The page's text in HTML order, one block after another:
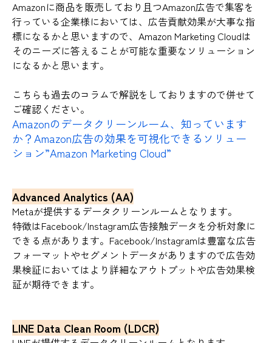
Amazonに商品を販売しており且つAmazon広告で集客を
行っている企業様においては、広告貢献効果が大事な指
標になるかと思いますので、Amazon Marketing Cloudは
そのニーズに答えることが可能な重要なソリューション
になるかと思います。
こちらも過去のコラムで解説をしておりますので併せて
ご確認ください。
Amazonのデータクリーンルーム、知っています
か？Amazon広告の効果を可視化できるソリュー
ション”Amazon Marketing Cloud”
Advanced Analytics (AA)
Metaが提供するデータクリーンルームとなります。
特徴はFacebook/Instagram広告接触データを分析対象に
できる点があります。Facebook/Instagramは豊富な広告
フォーマットやセグメントデータがありますので広告効
果検証においてはより詳細なアウトプットや広告効果検
証が期待できます。
LINE Data Clean Room (LDCR)